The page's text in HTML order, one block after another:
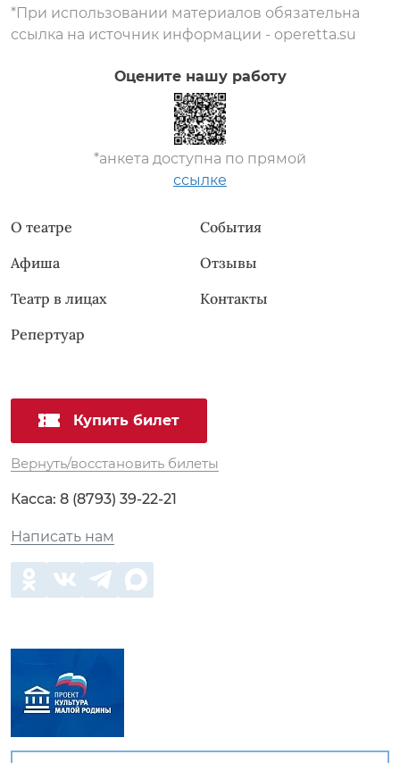
*При использовании материалов обязательна
ссылка на источник информации - operetta.su
Оцените нашу работу
*анкета доступна по прямой
ссылке
О театре
Афиша
Театр в лицах
Репертуар
События
Отзывы
Контакты
Купить билет
Вернуть/восстановить билеты
Касса: 8 (8793) 39-22-21
Написать нам